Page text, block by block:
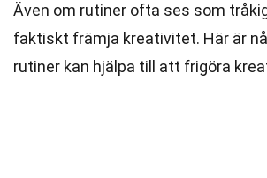
Även om rutiner ofta ses som
faktiskt främja kreativitet. Här är
rutiner kan hjälpa till att frigöra